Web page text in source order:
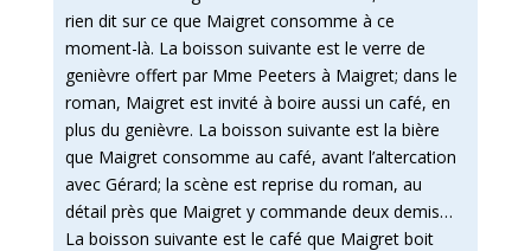
rien dit sur ce que Maigret consomme à ce
moment-là. La boisson suivante est le verre de
genièvre offert par Mme Peeters à Maigret; dans le
roman, Maigret est invité à boire aussi un café, en
plus du genièvre. La boisson suivante est la bière
que Maigret consomme au café, avant l’altercation
avec Gérard; la scène est reprise du roman, au
détail près que Maigret y commande deux demis…
La boisson suivante est le café que Maigret boit